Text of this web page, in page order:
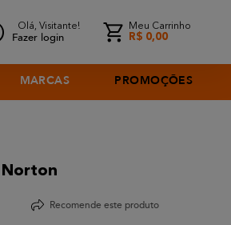
Olá, Visitante!
Fazer login
Meu Carrinho
R$ 0,00
MARCAS PROMOÇÕES
Norton
Recomende este produto